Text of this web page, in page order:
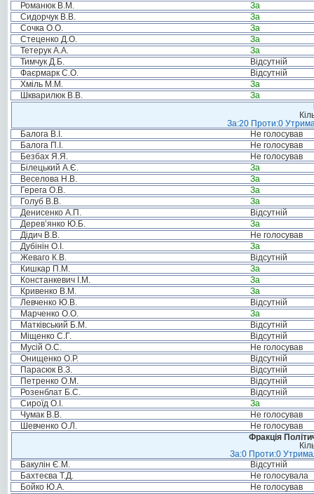
Романюк В.М.
За
Сидорчук В.В.
За
Сочка О.О.
За
Стеценко Д.О.
За
Тетерук А.А.
За
Тимчук Д.Б.
Відсутній
Фаєрмарк С.О.
Відсутній
Хміль М.М.
За
Шкварилюк В.В.
За
За:20 Проти:0
Балога В.І.
Не голосував
Балога П.І.
Не голосував
Безбах Я.Я.
Не голосував
Білецький А.Є.
За
Веселова Н.В.
За
Герега О.В.
За
Голуб В.В.
За
Денисенко А.П.
Відсутній
Дерев’янко Ю.Б.
За
Дідич В.В.
Не голосував
Дубінін О.І.
За
Жеваго К.В.
Відсутній
Кишкар П.М.
За
Констанкевич І.М.
За
Кривенко В.М.
За
Левченко Ю.В.
Відсутній
Марченко О.О.
За
Матківський Б.М.
Відсутній
Міщенко С.Г.
Відсутній
Мусій О.С.
Не голосував
Онищенко О.Р.
Відсутній
Парасюк В.З.
Відсутній
Петренко О.М.
Відсутній
Розенблат Б.С.
Відсутній
Сироїд О.І.
За
Чумак В.В.
Не голосував
Шевченко О.Л.
Не голосував
Фракція
За:0 Проти:0
Бакулін Є.М.
Відсутній
Бахтеєва Т.Д.
Не голосувала
Бойко Ю.А.
Не голосував